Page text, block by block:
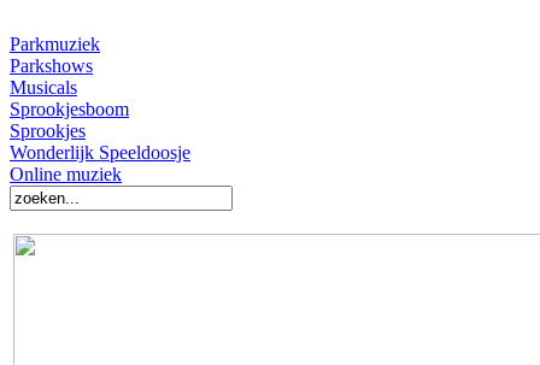
Parkmuziek
Parkshows
Musicals
Sprookjesboom
Sprookjes
Wonderlijk Speeldoosje
Online muziek